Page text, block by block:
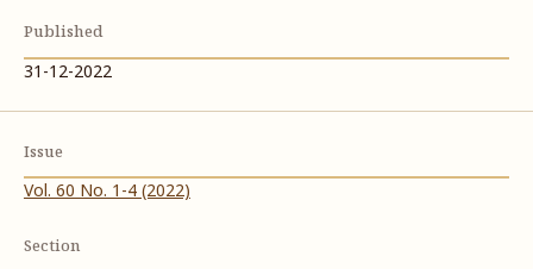
Published
31-12-2022
Issue
Vol. 60 No. 1-4 (2022)
Section